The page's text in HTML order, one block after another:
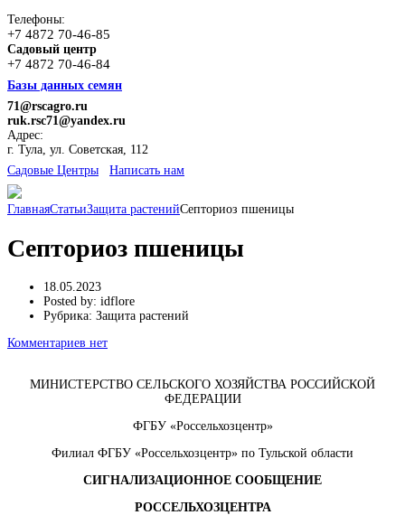
Телефоны:
+7 4872 70-46-85
Садовый центр
+7 4872 70-46-84
Базы данных семян
71@rscagro.ru
ruk.rsc71@yandex.ru
Адрес:
г. Тула, ул. Советская, 112
Cадовые Центры
Написать нам
ГлавнаяСтатьиЗащита растенийСепториоз пшеницы
Септориоз пшеницы
18.05.2023
Posted by: idflore
Рубрика: Защита растений
Комментариев нет
МИНИСТЕРСТВО СЕЛЬСКОГО ХОЗЯЙСТВА РОССИЙСКОЙ
ФЕДЕРАЦИИ
ФГБУ «Россельхозцентр»
Филиал ФГБУ «Россельхозцентр» по Тульской области
СИГНАЛИЗАЦИОННОЕ СООБЩЕНИЕ
РОССЕЛЬХОЗЦЕНТРА